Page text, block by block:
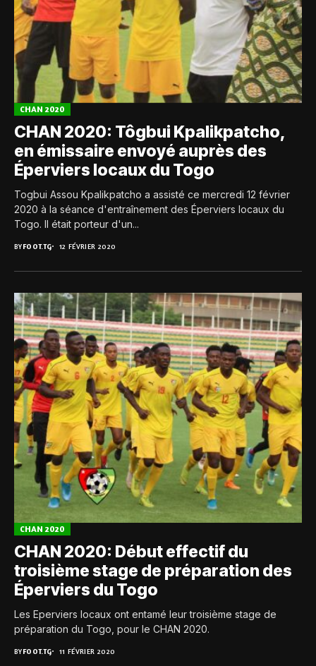
CHAN 2020
CHAN 2020: Tôgbui Kpalikpatcho,
en émissaire envoyé auprès des
Éperviers locaux du Togo
Togbui Assou Kpalikpatcho a assisté ce mercredi 12 février
2020 à la séance d'entraînement des Éperviers locaux du
Togo. Il était porteur d'un...
BYFOOT.TG 12 FÉVRIER 2020
CHAN 2020
CHAN 2020: Début effectif du
troisième stage de préparation des
Éperviers du Togo
Les Eperviers locaux ont entamé leur troisième stage de
préparation du Togo, pour le CHAN 2020.
BYFOOT.TG 11 FÉVRIER 2020